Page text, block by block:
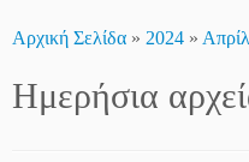
Αρχική Σελίδα » 2024 »
Ημερήσια